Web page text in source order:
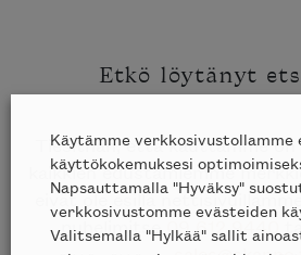
Etkö löytänyt
Tiesithän, että kauttamme on
kaikkien edustamiemme
eivät ole esillä
puhelimitse 09 612 9440
Käytämme verkkosivustollamme
käyttökokemuksesi
Napsauttamalla "Hyväksy"
verkkosivustomme evästeiden
Valitsemalla "Hylkää" sallit